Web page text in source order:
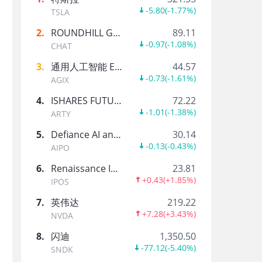
交易分享-内部人Form 4追踪
张磊-交易分享大师号
苏姿丰Form4追踪
瑞.达利欧-交易分享大师号
库克Form4持仓
交易分享-内部人Form 4追踪
TSLA -5.80(-1.77%)
2. ROUNDHILL GENERATIVE AI & TECHNOLOGY ETF
CHAT
89.11
-0.97(-1.08%)
3. 通用人工智能 ETF-AGIX
AGIX
44.57
-0.73(-1.61%)
4. ISHARES FUTURE AI & TECH ETF
ARTY
72.22
-1.01(-1.38%)
5. Defiance AI and Power Infrastructure ETF
AIPO
30.14
-0.13(-0.43%)
6. Renaissance International IPO ETF
IPOS
23.81
+0.43(+1.85%)
7. 英伟达
NVDA
219.22
+7.28(+3.43%)
8. 闪迪
SNDK
1,350.50
-77.12(-5.40%)